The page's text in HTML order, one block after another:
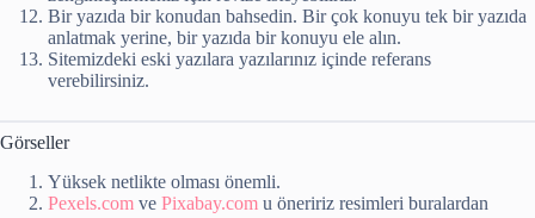
Bir yazıda bir konudan bahsedin. Bir çok konuyu tek bir yazıda
anlatmak yerine, bir yazıda bir konuyu ele alın.
Sitemizdeki eski yazılara yazılarınız içinde referans
verebilirsiniz.
Görseller
Yüksek netlikte olması önemli.
Pexels.com ve Pixabay.com u öneririz resimleri buralardan